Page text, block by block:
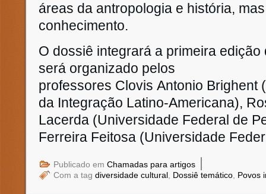
áreas da antropologia e história,
conhecimento.
O dossiê integrará a primeira edição
será organizado pelos
professores Clovis Antonio Brighent
da Integração Latino-Americana),
Lacerda (Universidade Federal de
Ferreira Feitosa (Universidade
Publicado em Chamadas para artigos |
Com a tag diversidade cultural Dossiê temático Povos